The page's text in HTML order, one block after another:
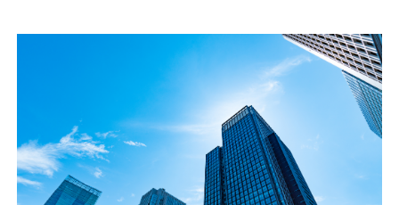
ログイン
運営会社
ファミリーオフィスとは
関連書籍